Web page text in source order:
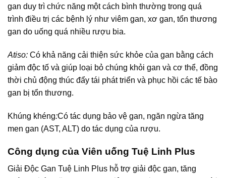
gan duy trì chức năng một cách bình thường trong quá
trình điều trị các bệnh lý như viêm gan, xơ gan, tổn thương
gan do uống quá nhiều rượu bia.
Atiso: Có khả năng cải thiện sức khỏe của gan bằng cách
giảm độc tố và giúp loại bỏ chúng khỏi gan và cơ thể, đồng
thời chủ động thúc đẩy tái phát triển và phục hồi các tế bào
gan bị tổn thương.
Khúng khéng:Có tác dụng bảo vệ gan, ngăn ngừa tăng
men gan (AST, ALT) do tác dụng của rượu.
Công dụng của Viên uống Tuệ Linh Plus
Giải Độc Gan Tuệ Linh Plus hỗ trợ giải độc gan, tăng